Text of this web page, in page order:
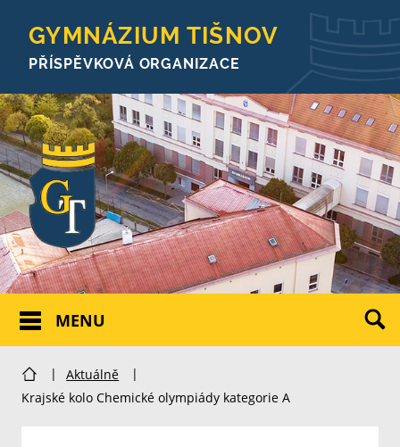
GYMNÁZIUM TIŠNOV
PŘÍSPĚVKOVÁ ORGANIZACE
MENU
| Aktuálně
|
Krajské kolo Chemické olympiády kategorie A